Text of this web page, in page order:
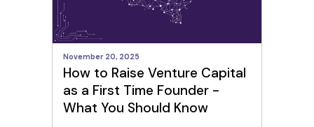
November 20, 2025
How to Raise Venture Capital
as a First Time Founder -
What You Should Know